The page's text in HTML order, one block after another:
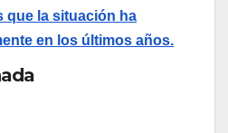
que la situación ha
en los últimos años.